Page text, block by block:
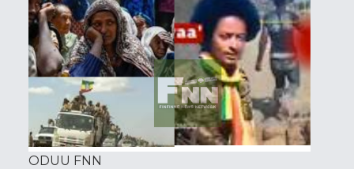
ODUU FNN